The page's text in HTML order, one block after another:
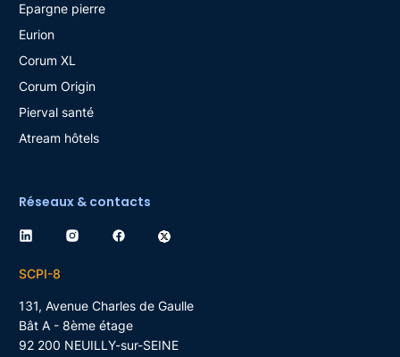
Epargne pierre
Eurion
Corum XL
Corum Origin
Pierval santé
Atream hôtels
Réseaux & contacts
SCPI-8
131, Avenue Charles de Gaulle
Bât A - 8ème étage
92 200 NEUILLY-sur-SEINE